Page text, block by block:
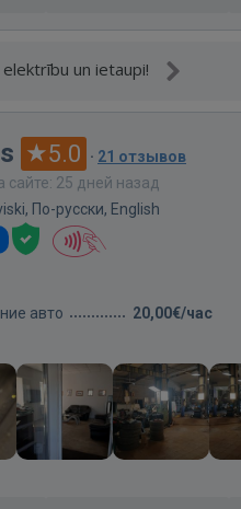
un ietaupi!
5.0 · 21 отзывов
сайте: 25 дней назад
По-русски, English
авто 20,00€/час